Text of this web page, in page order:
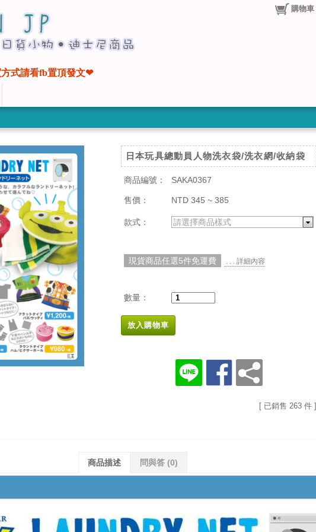
購物車
式請看fb置頂發文❤
日本玩具總動員人物洗衣袋/洗衣網/收納袋
商品編號： SAKA0367
售價： NTD 345 ~ 385
款式： 請選擇商品樣式
現貨商品任選5件免運費 . . . 詳細內容
數量：
放入購物車
[ 已銷售 263 件 ]
商品描述 問與答 (0)